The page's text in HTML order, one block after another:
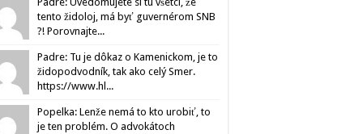
tento židoloj, má byť guvernérom SNB
?! Porovnajte...
Padre: Tu je dôkaz o Kamenickom, je to
židopodvodník, tak ako celý Smer.
https://www.hl...
Popelka: Lenže nemá to kto urobiť, to
je ten problém. O advokátoch